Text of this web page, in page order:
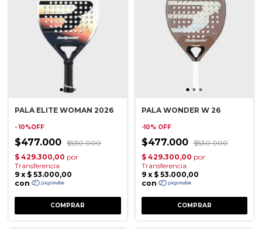
PALA ELITE WOMAN 2026
- 10%OFF
$477.000 $530.000
PALA WONDER W 26
-10% OFF
$477.000 $530.000